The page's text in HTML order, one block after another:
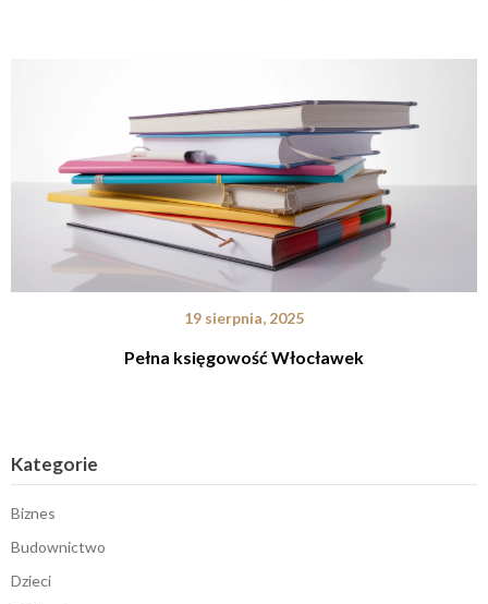
19 sierpnia, 2025
Pełna księgowość Włocławek
Kategorie
Biznes
Budownictwo
Dzieci